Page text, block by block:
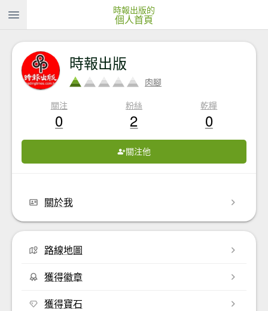
時報出版的
個人首頁
時報出版
肉腳
關注
0
粉絲
2
乾糧
0
關注他
關於我
路線地圖
獲得徽章
獲得寶石